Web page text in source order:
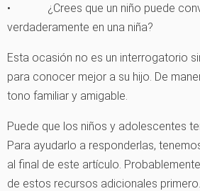
•
¿Crees que un niño puede
verdaderamente en una niña?
Esta ocasión no es un interrogatorio
para conocer mejor a su hijo. De
tono familiar y amigable.
Puede que los niños y adolescentes
Para ayudarlo a responderlas,
al final de este artículo.
de estos recursos adicionales